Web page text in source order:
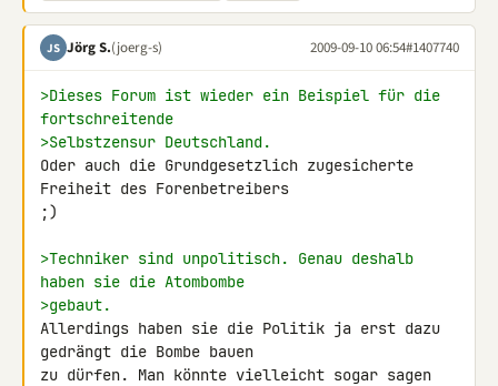
JS Jörg S.(joerg-s) 2009-09-10 06:54#1407740
>Dieses Forum ist wieder ein Beispiel für die
fortschreitende
>Selbstzensur Deutschland.
Oder auch die Grundgesetzlich zugesicherte
Freiheit des Forenbetreibers
;)
>Techniker sind unpolitisch. Genau deshalb
haben sie die Atombombe
>gebaut.
Allerdings haben sie die Politik ja erst dazu
gedrängt die Bombe bauen
zu dürfen. Man könnte vielleicht sogar sagen